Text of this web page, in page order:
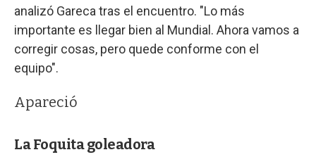
analizó Gareca tras el encuentro. "Lo más
importante es llegar bien al Mundial. Ahora vamos a
corregir cosas, pero quede conforme con el
equipo".
Apareció
La Foquita goleadora